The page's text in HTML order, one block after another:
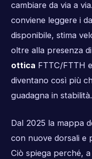
cambiare da via a
conviene leggere i
disponibile, stima
oltre alla presenza
ottica FTTC/FTTH
diventano così più
guadagna in stabilità.
Dal 2025 la mappa
con nuove dorsali e
Ciò spiega perché,